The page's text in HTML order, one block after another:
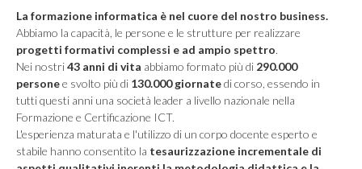
La formazione informatica è nel cuore del nostro business.
Abbiamo la capacità, le persone e le strutture per realizzare
progetti formativi complessi e ad ampio spettro.
Nei nostri43 anni di vita abbiamo formato più di 290.000
personee svolto più di 130.000 giornatedi corso, essendo in
tutti questi anni una società leader a livello nazionale nella
Formazione e Certificazione ICT.
L'esperienza maturata e l'utilizzo di un corpo docente esperto e
stabile hanno consentito la tesaurizzazione incrementale di